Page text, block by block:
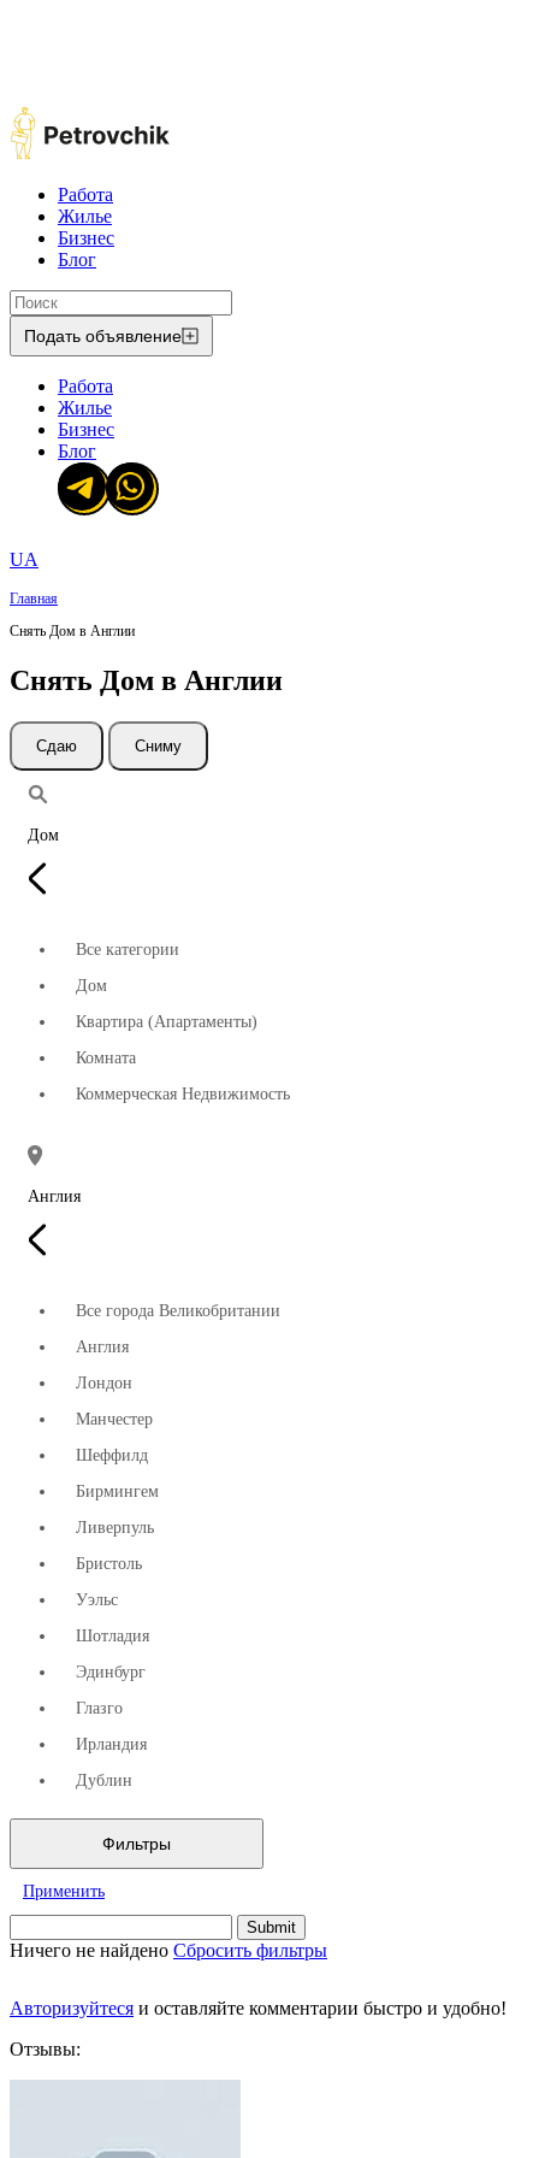
Работа
Жилье
Бизнес
Блог
Подать объявление
Работа
Жилье
Бизнес
Блог
UA
Главная
Снять Дом в Англии
Снять Дом в Англии
Cдаю Сниму
Дом
Все категории
Дом
Квартира (Апартаменты)
Комната
Коммерческая Недвижимость
Англия
Все города Великобритании
Англия
Лондон
Манчестер
Шеффилд
Бирмингем
Ливерпуль
Бристоль
Уэльс
Шотладия
Эдинбург
Глазго
Ирландия
Дублин
Фильтры
Применить
Ничего не найдено Сбросить фильтры
Авторизуйтеся и оставляйте комментарии быстро и удобно!
Отзывы: